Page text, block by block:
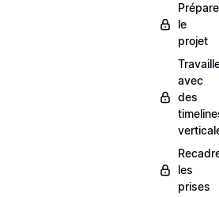
le
projet
avec
des
les
prises